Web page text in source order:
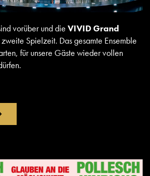
vorüber und die VIVID Grand
Spielzeit. Das gesamte Ensemble
für unsere Gäste wieder vollen